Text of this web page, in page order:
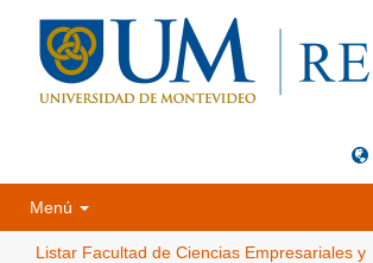
Menú
Listar Facultad de Ciencias Empresariales y